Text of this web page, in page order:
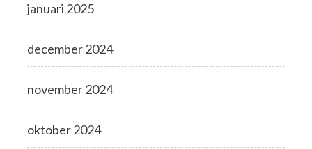
januari 2025
december 2024
november 2024
oktober 2024